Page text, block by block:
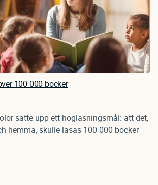
100 000 böcker
satte upp ett högläsningsmål: att det,
hemma, skulle läsas 100 000 böcker